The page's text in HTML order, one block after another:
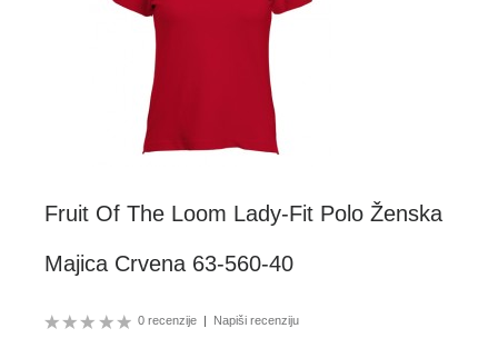
Fruit Of The Loom Lady-Fit Polo Ženska
Majica Crvena 63-560-40
0 recenzije | Napiši recenziju